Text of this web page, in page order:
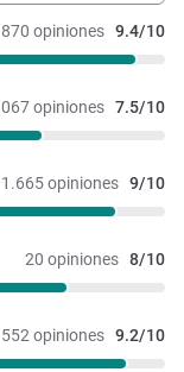
870 opiniones 9.4/10
opiniones 7.5/10
1.665 opiniones 9/10
20 opiniones 8/10
552 opiniones 9.2/10